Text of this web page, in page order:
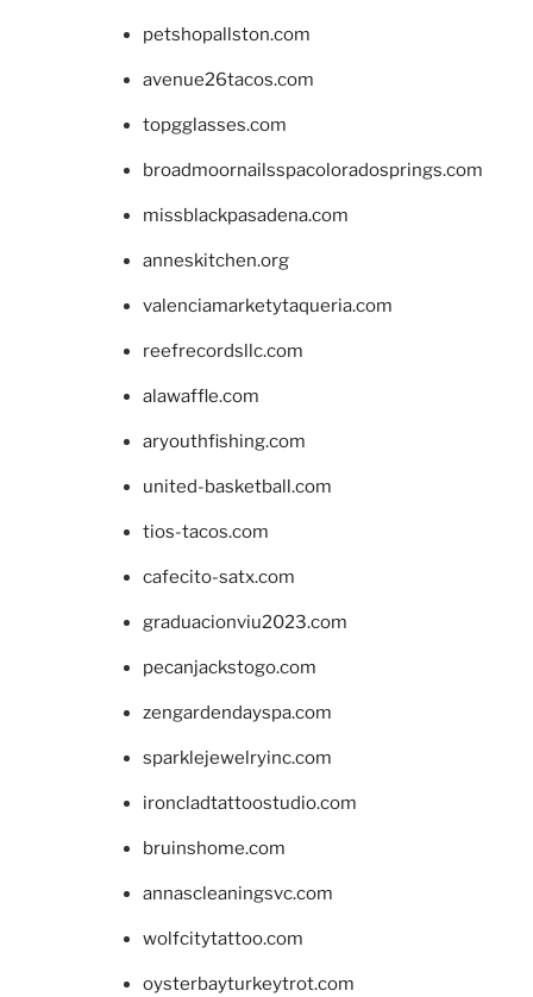
petshopallston.com
avenue26tacos.com
topgglasses.com
broadmoornailsspacoloradosprings.com
missblackpasadena.com
anneskitchen.org
valenciamarketytaqueria.com
reefrecordsllc.com
alawaffle.com
aryouthfishing.com
united-basketball.com
tios-tacos.com
cafecito-satx.com
graduacionviu2023.com
pecanjackstogo.com
zengardendayspa.com
sparklejewelryinc.com
ironcladtattoostudio.com
bruinshome.com
annascleaningsvc.com
wolfcitytattoo.com
oysterbayturkeytrot.com